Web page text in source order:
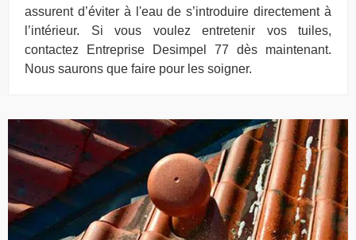
assurent d’éviter à l'eau de s’introduire directement à
l’intérieur. Si vous voulez entretenir vos tuiles,
contactez Entreprise Desimpel 77 dès maintenant.
Nous saurons que faire pour les soigner.